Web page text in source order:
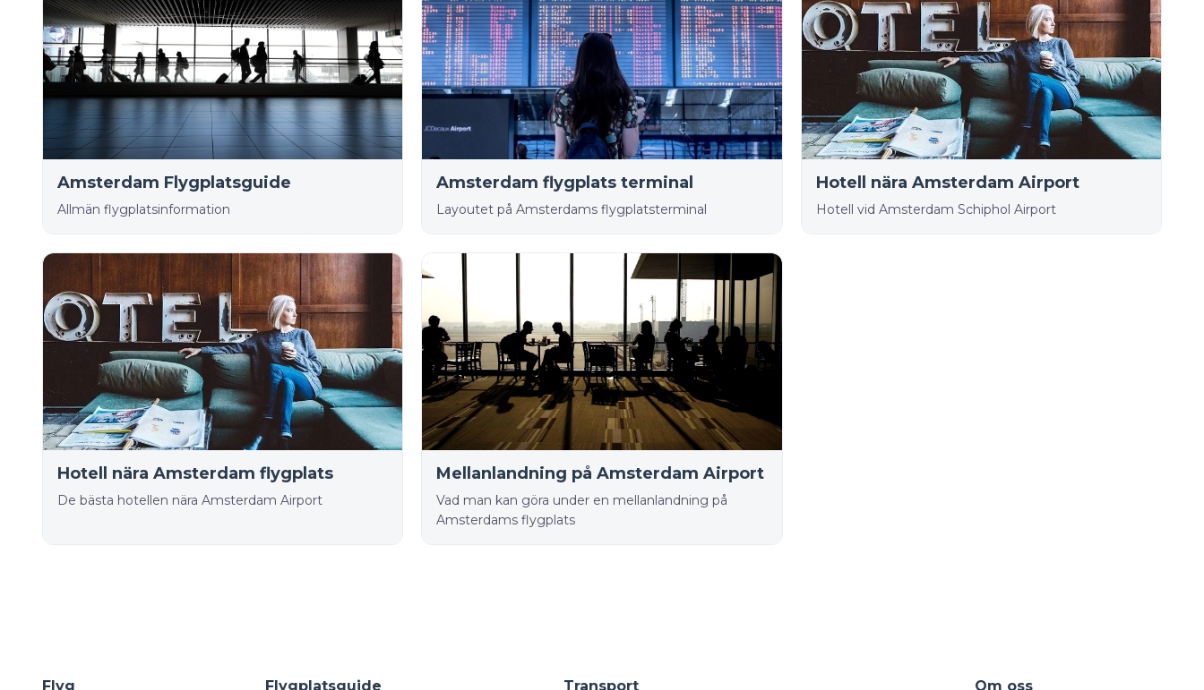
Amsterdam Flygplatsguide
Allmän flygplatsinformation
Amsterdam flygplats terminal
Layoutet på Amsterdams flygplatsterminal
Hotell nära Amsterdam Airport
Hotell vid Amsterdam Schiphol Airport
Hotell nära Amsterdam flygplats
De bästa hotellen nära Amsterdam Airport
Mellanlandning på Amsterdam Airport
Vad man kan göra under en mellanlandning på
Amsterdams flygplats
Flyg Flygplatsguide Transport Om oss